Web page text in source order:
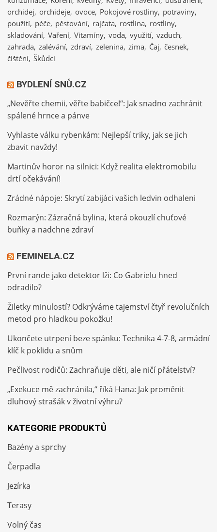
orchidej orchideje ovoce Pokojové rostliny potraviny
použití péče pěstování rajčata rostlina rostliny
skladování Vaření Vitamíny voda využití vzduch
zahrada zalévání zdraví zelenina zima Čaj česnek
čištění Škůdci
BYDLENÍ SNŮ.CZ
„Nevěřte chemii, věřte babičce!“: Jak snadno zachránit
spálené hrnce a pánve
Vyhlaste válku rybenkám: Nejlepší triky, jak se jich
zbavit navždy!
Martinův horor na silnici: Když realita elektromobilu
drtí očekávání!
Zrádné nápoje: Skrytí zabijáci vašich ledvin odhaleni
Rozmarýn: Zázračná bylina, která okouzlí chuťové
buňky a nadchne zdraví
FEMINELA.CZ
První rande jako detektor lži: Co Gabrielu hned
odradilo?
Žiletky minulostí? Odkrýváme tajemství čtyř revolučních
metod pro hladkou pokožku!
Ukončete utrpení beze spánku: Technika 4-7-8, armádní
klíč k poklidu a snům
Pečlivost rodičů: Zachraňuje děti, ale ničí přátelství?
„Exekuce mě zachránila,“ říká Hana: Jak proměnit
dluhový strašák v životní výhru?
KATEGORIE PRODUKTŮ
Bazény a sprchy
Čerpadla
Jezírka
Terasy
Volný čas